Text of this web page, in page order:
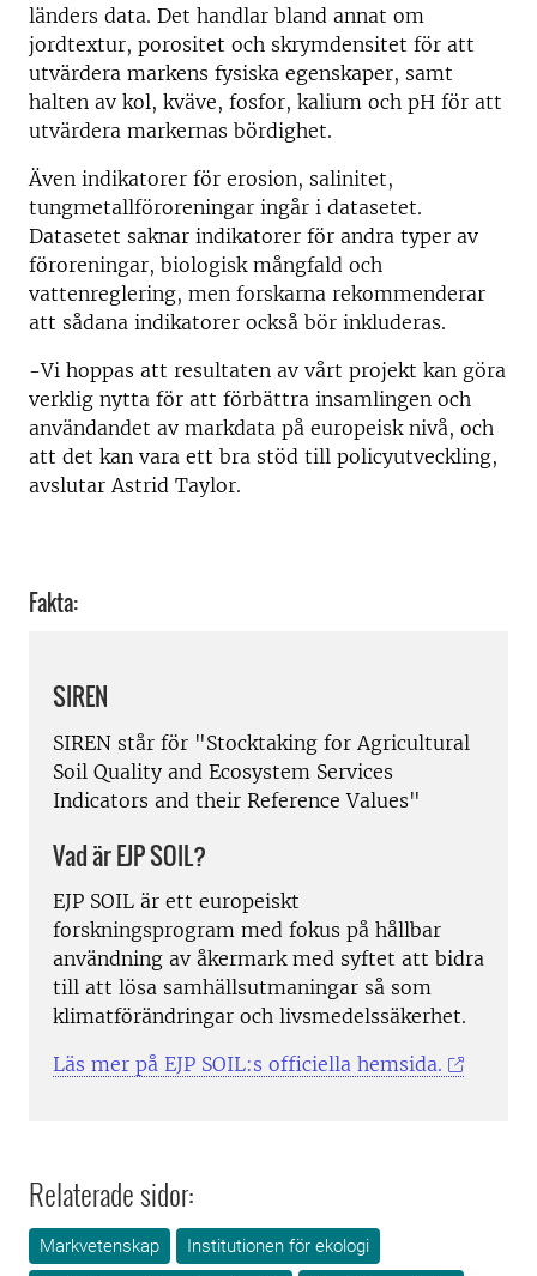
länders data. Det handlar bland annat om
jordtextur, porositet och skrymdensitet för att
utvärdera markens fysiska egenskaper, samt
halten av kol, kväve, fosfor, kalium och pH för att
utvärdera markernas bördighet.
Även indikatorer för erosion, salinitet,
tungmetallföroreningar ingår i datasetet.
Datasetet saknar indikatorer för andra typer av
föroreningar, biologisk mångfald och
vattenreglering, men forskarna rekommenderar
att sådana indikatorer också bör inkluderas.
-Vi hoppas att resultaten av vårt projekt kan göra
verklig nytta för att förbättra insamlingen och
användandet av markdata på europeisk nivå, och
att det kan vara ett bra stöd till policyutveckling,
avslutar Astrid Taylor.
Fakta:
SIREN
SIREN står för "Stocktaking for Agricultural
Soil Quality and Ecosystem Services
Indicators and their Reference Values"
Vad är EJP SOIL?
EJP SOIL är ett europeiskt
forskningsprogram med fokus på hållbar
användning av åkermark med syftet att bidra
till att lösa samhällsutmaningar så som
klimatförändringar och livsmedelssäkerhet.
Läs mer på EJP SOIL:s officiella hemsida.
Relaterade sidor:
Markvetenskap
Institutionen för ekologi